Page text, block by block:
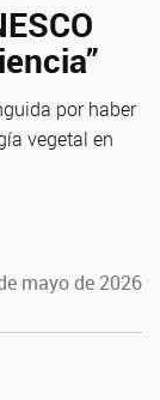
por haber
vegetal en
mayo de 2026